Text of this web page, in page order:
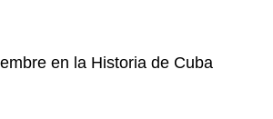
en la Historia de Cuba